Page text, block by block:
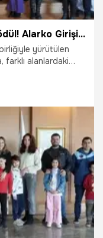
Alarko’dan kadın girişimcilere ödül! Alarko Girişim Öncüleri Programı’nda hibe desteği alacak kadın girişimciler belirlendi
yürütülen
farklı alanlardaki